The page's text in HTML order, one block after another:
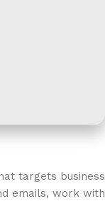
targets business
emails, work with